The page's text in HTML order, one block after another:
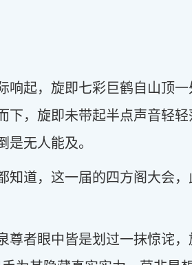
起，旋即七彩巨鹤自山顶一
下，旋即未带起半点声音轻轻
无人能及。
道，这一届的四方阁大会，
尊者眼中皆是划过一抹惊诧